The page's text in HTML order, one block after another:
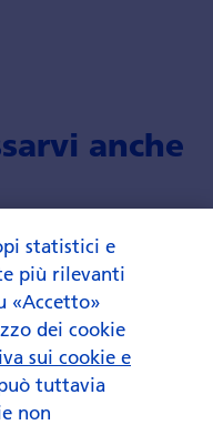
anche
statistici e
più rilevanti
«Accetto»
dei cookie
sui cookie e
tuttavia
non